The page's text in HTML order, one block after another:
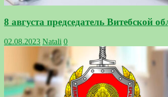
8 августа председатель Витебской
02.08.2023 Natali 0